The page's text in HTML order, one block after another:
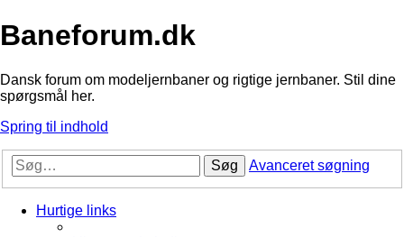
Baneforum.dk
Dansk forum om modeljernbaner og rigtige jernbaner. Stil dine
spørgsmål her.
Spring til indhold
Søg Avanceret søgning
Hurtige links